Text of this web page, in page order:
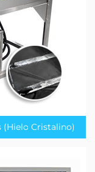
(Hielo Cristalino)